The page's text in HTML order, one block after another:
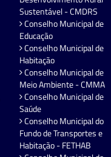
Sustentável - CMDRS
Conselho Municipal de
Educação
Conselho Municipal de
Habitação
Conselho Municipal de
Meio Ambiente - CMMA
Conselho Municipal de
Saúde
Conselho Municipal do
Fundo de Transportes e
Habitação - FETHAB